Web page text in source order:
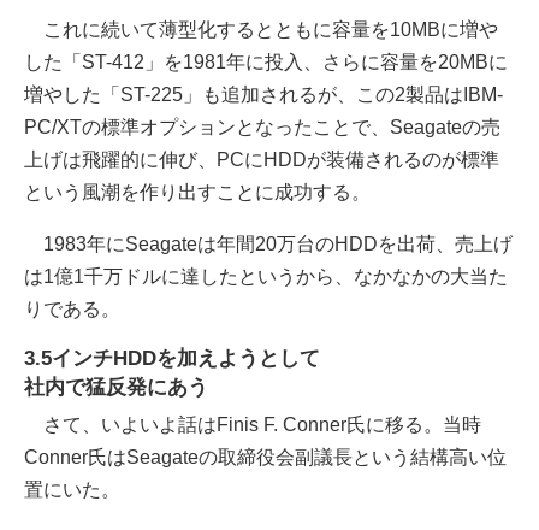
これに続いて薄型化するとともに容量を10MBに増や
した「ST-412」を1981年に投入、さらに容量を20MBに
増やした「ST-225」も追加されるが、この2製品はIBM-
PC/XTの標準オプションとなったことで、Seagateの売
上げは飛躍的に伸び、PCにHDDが装備されるのが標準
という風潮を作り出すことに成功する。
1983年にSeagateは年間20万台のHDDを出荷、売上げ
は1億1千万ドルに達したというから、なかなかの大当た
りである。
3.5インチHDDを加えようとして
社内で猛反発にあう
さて、いよいよ話はFinis F. Conner氏に移る。当時
Conner氏はSeagateの取締役会副議長という結構高い位
置にいた。